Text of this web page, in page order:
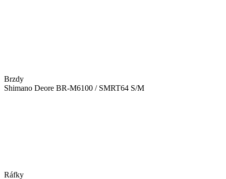
Brzdy
Shimano Deore BR-M6100 / SMRT64 S/M
Ráfky